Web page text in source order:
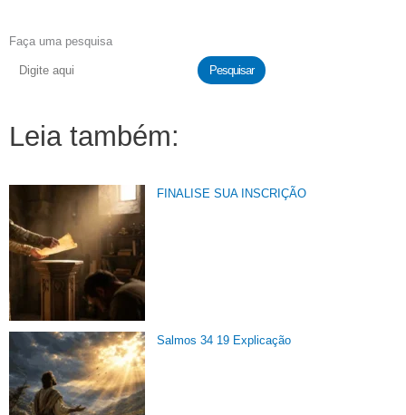
Faça uma pesquisa
Pesquisar
Leia também:
FINALISE SUA INSCRIÇÃO
Salmos 34 19 Explicação